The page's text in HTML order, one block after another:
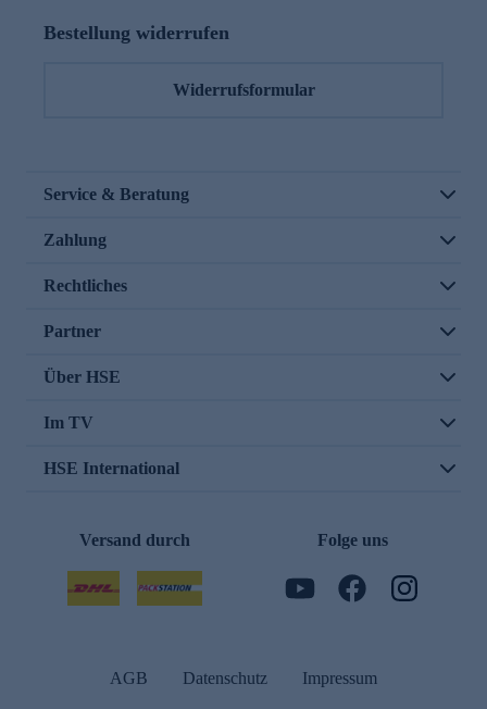
Bestellung widerrufen
Widerrufsformular
Service & Beratung
Zahlung
Rechtliches
Partner
Über HSE
Im TV
HSE International
Versand durch Folge uns
AGB Datenschutz Impressum